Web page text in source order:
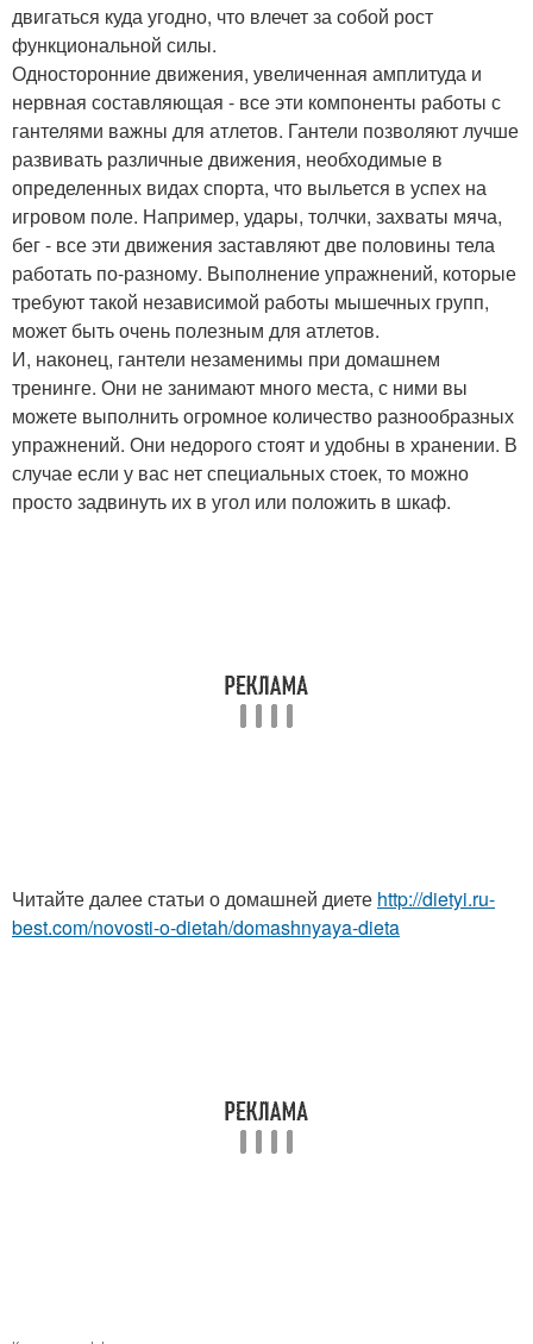
двигаться куда угодно, что влечет за собой рост
функциональной силы.
Односторонние движения, увеличенная амплитуда и
нервная составляющая - все эти компоненты работы с
гантелями важны для атлетов. Гантели позволяют лучше
развивать различные движения, необходимые в
определенных видах спорта, что выльется в успех на
игровом поле. Например, удары, толчки, захваты мяча,
бег - все эти движения заставляют две половины тела
работать по-разному. Выполнение упражнений, которые
требуют такой независимой работы мышечных групп,
может быть очень полезным для атлетов.
И, наконец, гантели незаменимы при домашнем
тренинге. Они не занимают много места, с ними вы
можете выполнить огромное количество разнообразных
упражнений. Они недорого стоят и удобны в хранении. В
случае если у вас нет специальных стоек, то можно
просто задвинуть их в угол или положить в шкаф.
Читайте далее статьи о домашней диете http://dietyi.ru-
best.com/novosti-o-dietah/domashnyaya-dieta